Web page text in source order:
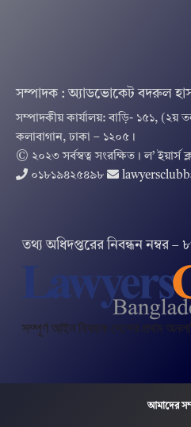
সম্পাদক : অ্যাডভোকেট বদরুল
সম্পাদকীয় কার্যালয়: বাড়ি- ১৫১, (২য়
কলাবাগান, ঢাকা – ১২০৫।
© ২০২৩ সর্বস্বত্ব সংরক্ষিত । ল’ ইয়ার্স
০১৮১৯৪২৫৪৯৮
তথ‌্য অ‌ধিদপ্ত‌রের নিবন্ধন নম্বর –
আমাদের